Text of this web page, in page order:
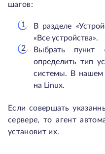
шагов:
В разделе
«Все устройства».
Выбрать пункт
определить тип
системы. В нашем
на Linux.
Если совершать
сервере, то агент
установит их.